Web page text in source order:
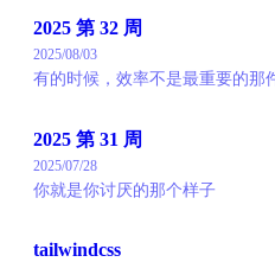
2025 第 32 周
2025/08/03
有的时候，效率不是最重要的那
2025 第 31 周
2025/07/28
你就是你讨厌的那个样子
tailwindcss